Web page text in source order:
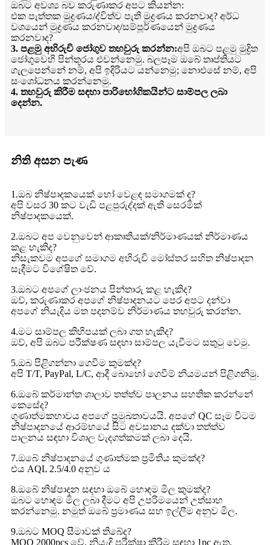
ඔබට අවශ්‍ය බව කරුණාකර අපට කියන්න:
එක පැත්තක මුද්‍රණය/ද්විත්ව පැති මුද්‍රණය කරනවාද? අර්ධ
වශයෙන් මුද්‍රණය කරනවාද/සම්පූර්ණයෙන් මුද්‍රණය
කරනවාද?
3. පළමු අභිරුචි ජෝගුව තහවුරු කරන්න:අපි ඔබට පළමු මුද්‍රිත
ජෝගුවෙහි පින්තූරය එවන්නෙමු. බලපෑම ඔබේ තෘප්තියට
ගැලපෙන්නේ නම්, අපි ඉදිරියට යන්නෙමු; නොඑසේ නම්, අපි
සංශෝධනය කරන්නෙමු.
4. තහවුරු කිරීම සඳහා පාරිභෝගිකයින්ට සාම්පල ලබා
දෙන්න.
නිති අසන පැණ
1.ඔබ නිෂ්පාදකයෙක් හෝ වෙළඳ සමාගමක් ද?
අපි වසර 30 කට වැඩි පළපුරුද්දක් ඇති සෙරමික්
නිෂ්පාදකයෙක්.
2.ඔබට අප වෙනුවෙන් ආකෘතියක්/නිර්මාණයක් නිර්මාණය
කළ හැකිද?
නිසැකවම අපගේ සමාගම අභිරුචි මෝස්තර සහිත නිෂ්පාදන
සෑදීමට විශේෂිත වේ.
3.ඔබට අපගේ ලාංඡනය පින්තාරු කළ හැකිද?
ඔව්, කරුණාකර අපගේ නිෂ්පාදනයට පෙර අපට දන්වා
අපගේ නියැදිය මත පදනම්ව නිර්මාණය තහවුරු කරන්න.
4.මට සාම්පල කිහිපයක් ලබා ගත හැකිද?
ඔව්, අපි ඔබට පරීක්ෂණ සඳහා සාම්පල යැවීමට සතුටු වෙමු.
5.ඔබ පිළිගන්නා ගෙවීම කුමක්ද?
අපි T/T, PayPal, L/C, ආදී බොහෝ ගෙවීම් නියමයන් පිළිගනිමු.
6.ඔබේ කර්මාන්ත ශාලාව තත්ත්ව පාලනය සහතික කරන්නේ
කෙසේද?
ගුණාත්මකභාවය අපගේ ප්‍රමුඛතාවයයි. අපගේ QC සෑම විටම
නිෂ්පාදනයේ ආරම්භයේ සිට අවසානය දක්වා තත්ත්ව
පාලනය සඳහා විශාල වැදගත්කමක් ලබා දෙයි.
7.ඔබේ නිෂ්පාදනයේ ගුණාත්මක ප්‍රමිතිය කුමක්ද?
එය AQL 2.5/4.0 අනුව ය
8.ඔබේ නිෂ්පාදන සඳහා ඔබේ හොඳම මිල කුමක්ද?
ඔබට හොඳම මිල ලබා දීමට අපි උපරිමයෙන් උත්සාහ
කරන්නෙමු. නමුත් ඔබේ ප්‍රමාණය සහ ඉල්ලීම අනුව මිල.
9.ඔබට MOQ සීමාවක් තිබේද?
MOQ 2000pcs වේ, නියැදි පරීක්ෂා කිරීම සඳහා 1pc ඇත.